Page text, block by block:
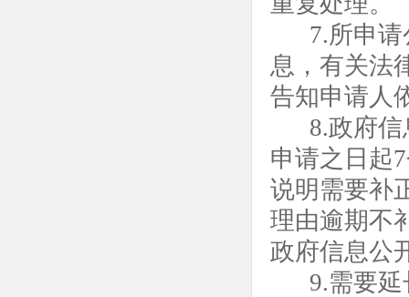
7.所申
息，有关法
告知申请人
8.政府
申请之日起
说明需要补
理由逾期不
政府信息公
9.需要